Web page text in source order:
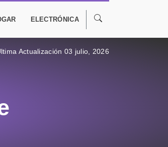
ELECTRÓNICA
Actualización 03 julio, 2026